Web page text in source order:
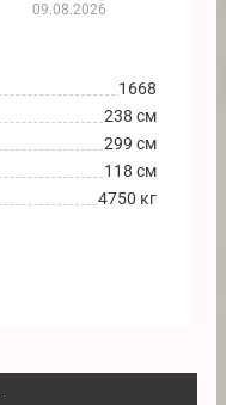
09.08.2026
1668
238 см
299 см
118 см
4750 кг